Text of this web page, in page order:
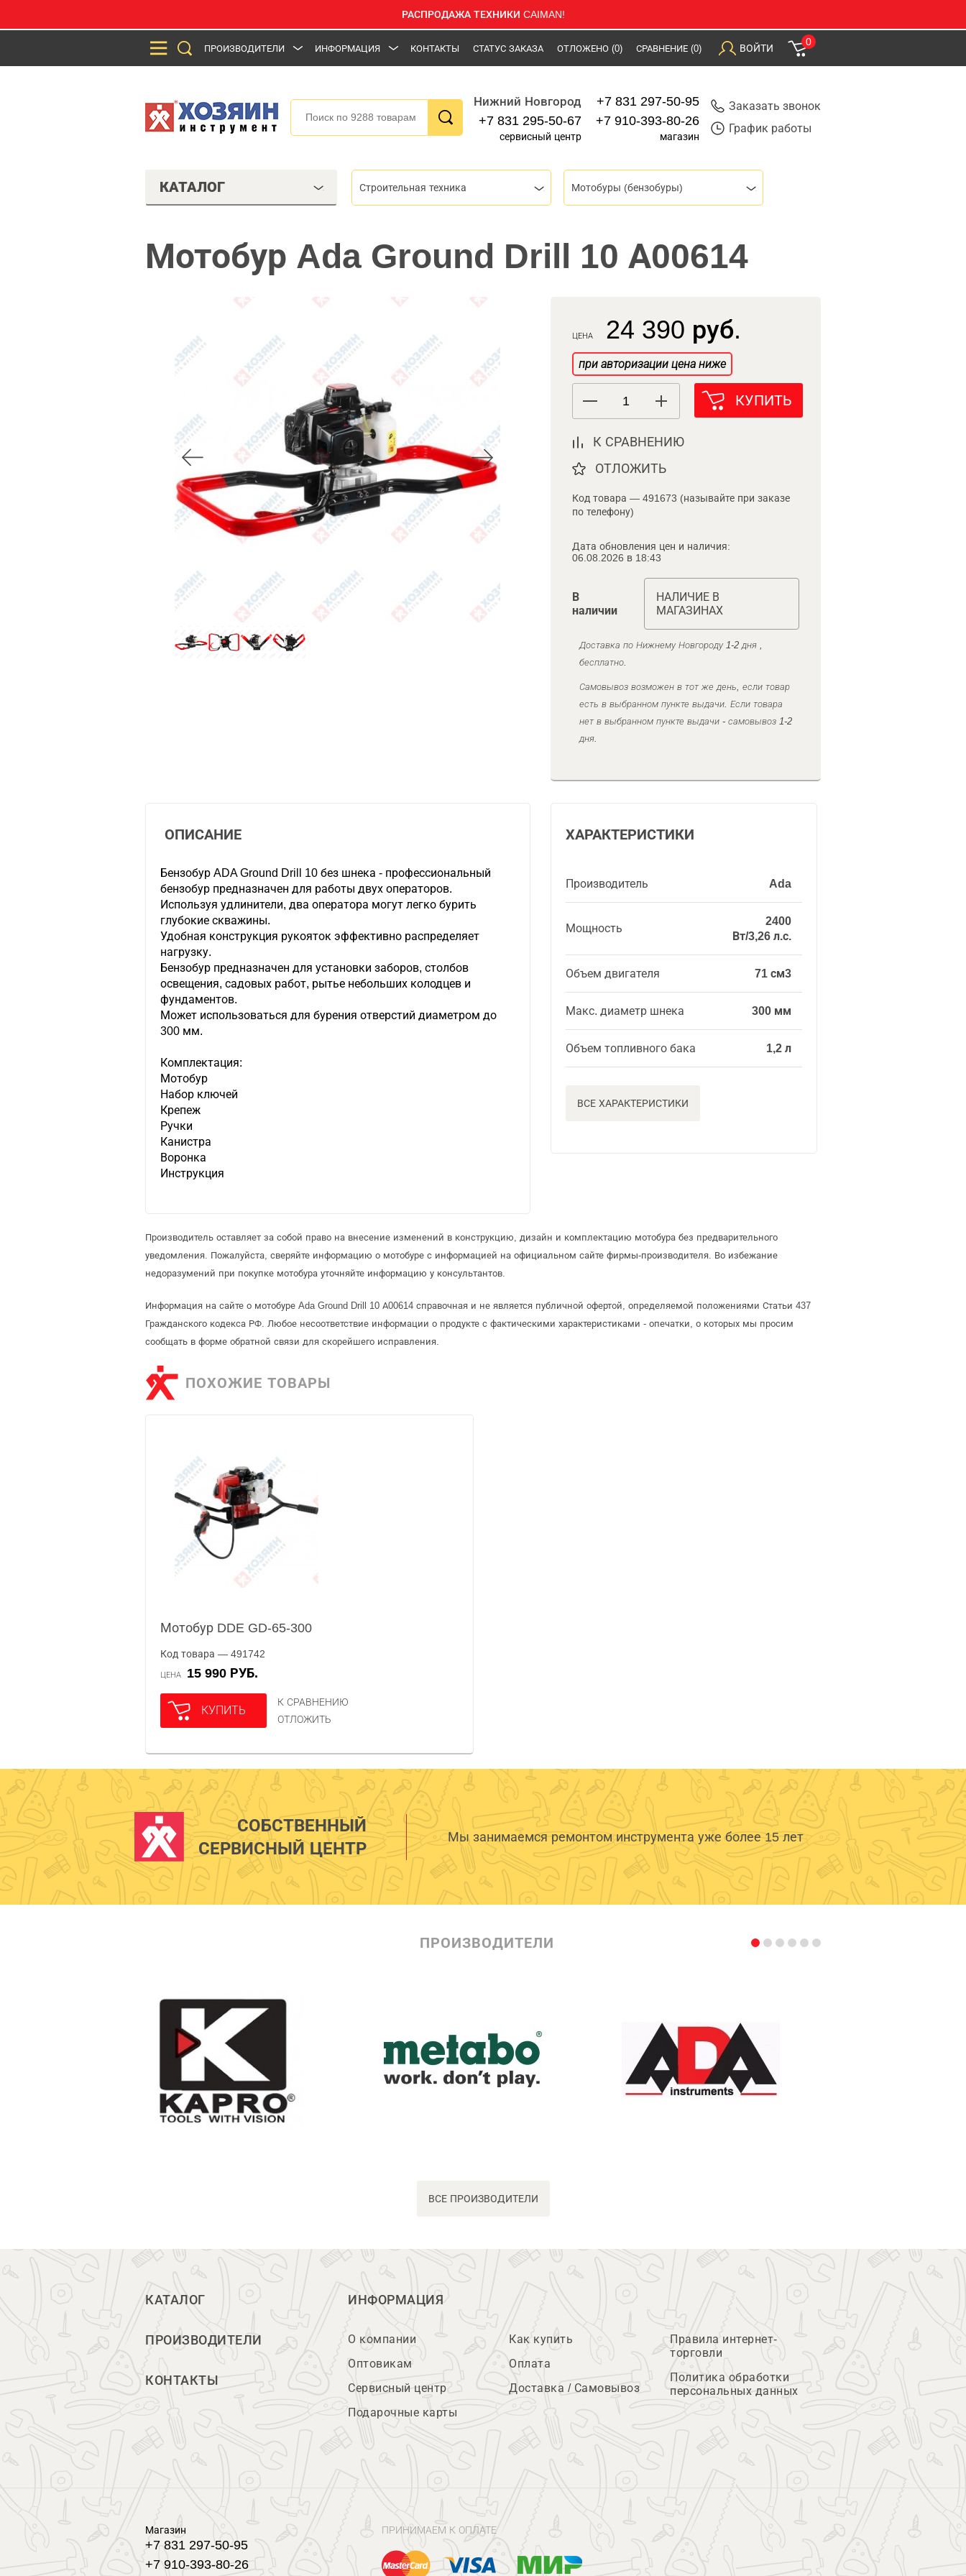
РАСПРОДАЖА ТЕХНИКИ CAIMAN!
ПРОИЗВОДИТЕЛИ ИНФОРМАЦИЯ КОНТАКТЫ СТАТУС ЗАКАЗА ОТЛОЖЕНО (0) СРАВНЕНИЕ (0) ВОЙТИ
0
Нижний Новгород
+7 831 295-50-67
сервисный центр
+7 831 297-50-95
+7 910-393-80-26
магазин
Заказать звонок
График работы
КАТАЛОГ Строительная техника Мотобуры (бензобуры)
Мотобур Ada Ground Drill 10 А00614
ЦЕНА 24 390 руб.
при авторизации цена ниже
КУПИТЬ
К СРАВНЕНИЮ
ОТЛОЖИТЬ
Код товара — 491673 (называйте при заказе
по телефону)
Дата обновления цен и наличия:
06.08.2026 в 18:43
В
наличии
НАЛИЧИЕ В
МАГАЗИНАХ
Доставка по Нижнему Новгороду 1-2 дня ,
бесплатно.
Самовывоз возможен в тот же день, если товар
есть в выбранном пункте выдачи. Если товара
нет в выбранном пункте выдачи - самовывоз 1-2
дня.
ХАРАКТЕРИСТИКИ
Производитель Ada
Мощность
2400
Вт/3,26 л.с.
Объем двигателя 71 см3
Макс. диаметр шнека 300 мм
Объем топливного бака 1,2 л
ВСЕ ХАРАКТЕРИСТИКИ
ОПИСАНИЕ
Бензобур ADA Ground Drill 10 без шнека - профессиональный
бензобур предназначен для работы двух операторов.
Используя удлинители, два оператора могут легко бурить
глубокие скважины.
Удобная конструкция рукояток эффективно распределяет
нагрузку.
Бензобур предназначен для установки заборов, столбов
освещения, садовых работ, рытье небольших колодцев и
фундаментов.
Может использоваться для бурения отверстий диаметром до
300 мм.
Комплектация:
Мотобур
Набор ключей
Крепеж
Ручки
Канистра
Воронка
Инструкция
Производитель оставляет за собой право на внесение изменений в конструкцию, дизайн и комплектацию мотобура без предварительного
уведомления. Пожалуйста, сверяйте информацию о мотобуре с информацией на официальном сайте фирмы-производителя. Во избежание
недоразумений при покупке мотобура уточняйте информацию у консультантов.
Информация на сайте о мотобуре Ada Ground Drill 10 А00614 справочная и не является публичной офертой, определяемой положениями Статьи 437
Гражданского кодекса РФ. Любое несоответствие информации о продукте с фактическими характеристиками - опечатки, о которых мы просим
сообщать в форме обратной связи для скорейшего исправления.
ПОХОЖИЕ ТОВАРЫ
Мотобур DDE GD-65-300
Код товара — 491742
ЦЕНА 15 990 РУБ.
КУПИТЬ
К СРАВНЕНИЮ
ОТЛОЖИТЬ
СОБСТВЕННЫЙ
СЕРВИСНЫЙ ЦЕНТР
Мы занимаемся ремонтом инструмента уже более 15 лет
ПРОИЗВОДИТЕЛИ
ВСЕ ПРОИЗВОДИТЕЛИ
КАТАЛОГ
ПРОИЗВОДИТЕЛИ
КОНТАКТЫ
ИНФОРМАЦИЯ
О компании
Оптовикам
Сервисный центр
Подарочные карты
Как купить
Оплата
Доставка / Самовывоз
Правила интернет-
торговли
Политика обработки
персональных данных
Магазин
+7 831 297-50-95
+7 910-393-80-26
ПРИНИМАЕМ К ОПЛАТЕ